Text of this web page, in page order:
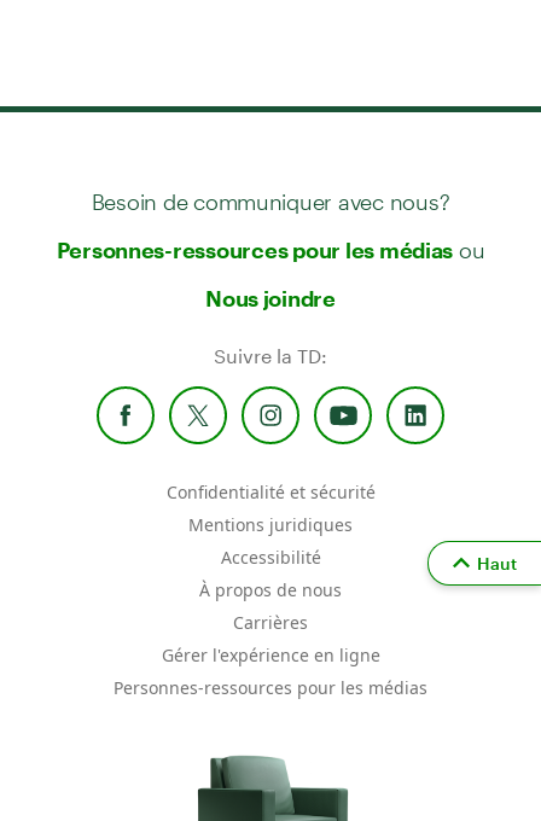
Besoin de communiquer avec nous?
Personnes-ressources pour les médias ou
Nous joindre
Suivre la TD:
Confidentialité et sécurité
Mentions juridiques
Accessibilité
À propos de nous
Carrières
Gérer l'expérience en ligne
Personnes-ressources pour les médias
Haut